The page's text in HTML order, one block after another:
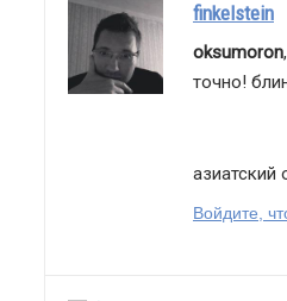
finkelstein
oksumoron,
точно!
азиатский
Войдите,